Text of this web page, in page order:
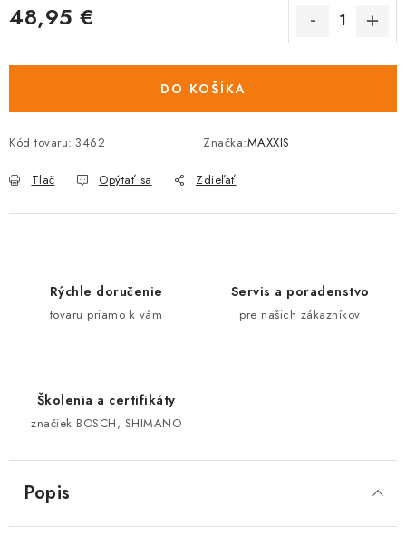
48,95 €
DO KOŠÍKA
Kód tovaru: 3462 Značka:MAXXIS
Tlač Opýtať sa Zdieľať
Rýchle doručenie
tovaru priamo k vám
Servis a poradenstvo
pre našich zákazníkov
Školenia a certifikáty
značiek BOSCH, SHIMANO
Popis